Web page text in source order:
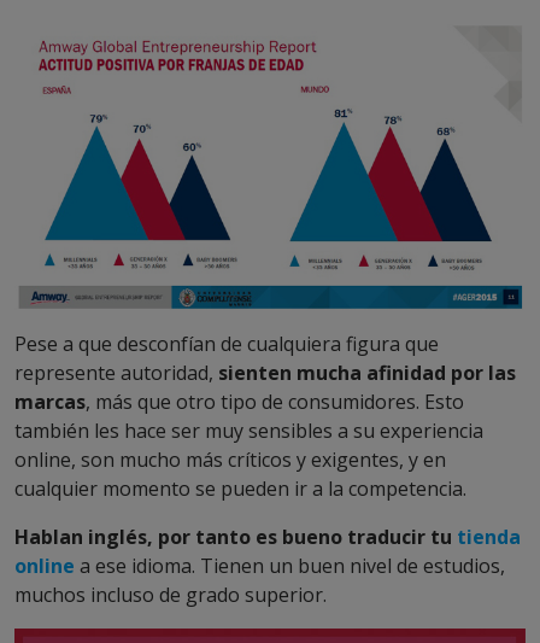
Pese a que desconfían de cualquiera figura que
represente autoridad, sienten mucha afinidad por las
marcas, más que otro tipo de consumidores. Esto
también les hace ser muy sensibles a su experiencia
online, son mucho más críticos y exigentes, y en
cualquier momento se pueden ir a la competencia.
Hablan inglés, por tanto es bueno traducir tu tienda
online a ese idioma. Tienen un buen nivel de estudios,
muchos incluso de grado superior.